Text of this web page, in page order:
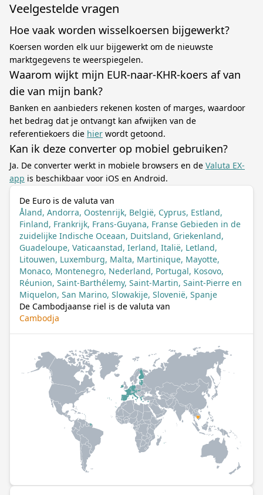
Veelgestelde vragen
Hoe vaak worden wisselkoersen bijgewerkt?
Koersen worden elk uur bijgewerkt om de nieuwste
marktgegevens te weerspiegelen.
Waarom wijkt mijn EUR-naar-KHR-koers af van
die van mijn bank?
Banken en aanbieders rekenen kosten of marges, waardoor
het bedrag dat je ontvangt kan afwijken van de
referentiekoers die hier wordt getoond.
Kan ik deze converter op mobiel gebruiken?
Ja. De converter werkt in mobiele browsers en de Valuta EX-
app is beschikbaar voor iOS en Android.
De Euro is de valuta van
Åland, Andorra, Oostenrijk, België, Cyprus, Estland,
Finland, Frankrijk, Frans-Guyana, Franse Gebieden in de
zuidelijke Indische Oceaan, Duitsland, Griekenland,
Guadeloupe, Vaticaanstad, Ierland, Italië, Letland,
Litouwen, Luxemburg, Malta, Martinique, Mayotte,
Monaco, Montenegro, Nederland, Portugal, Kosovo,
Réunion, Saint-Barthélemy, Saint-Martin, Saint-Pierre en
Miquelon, San Marino, Slowakije, Slovenië, Spanje
De Cambodjaanse riel is de valuta van
Cambodja